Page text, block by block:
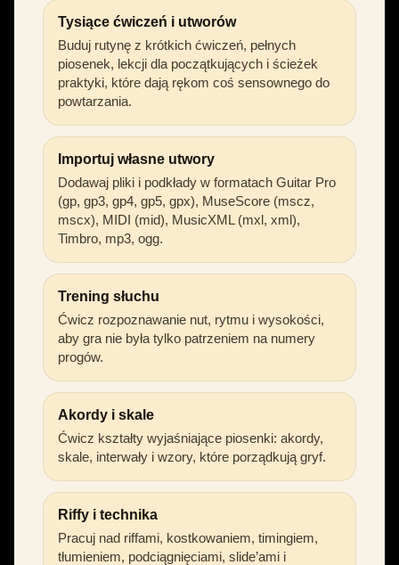
Tysiące ćwiczeń i utworów
Buduj rutynę z krótkich ćwiczeń, pełnych
piosenek, lekcji dla początkujących i ścieżek
praktyki, które dają rękom coś sensownego do
powtarzania.
Importuj własne utwory
Dodawaj pliki i podkłady w formatach Guitar Pro
(gp, gp3, gp4, gp5, gpx), MuseScore (mscz,
mscx), MIDI (mid), MusicXML (mxl, xml),
Timbro, mp3, ogg.
Trening słuchu
Ćwicz rozpoznawanie nut, rytmu i wysokości,
aby gra nie była tylko patrzeniem na numery
progów.
Akordy i skale
Ćwicz kształty wyjaśniające piosenki: akordy,
skale, interwały i wzory, które porządkują gryf.
Riffy i technika
Pracuj nad riffami, kostkowaniem, timingiem,
tłumieniem, podciągnięciami, slide’ami i